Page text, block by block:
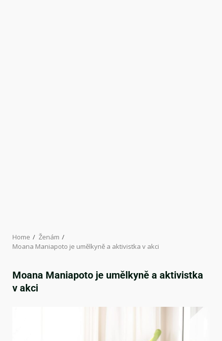
Home
Ženám
Moana Maniapoto je umělkyně a aktivistka v akci
Moana Maniapoto je umělkyně a aktivistka
v akci